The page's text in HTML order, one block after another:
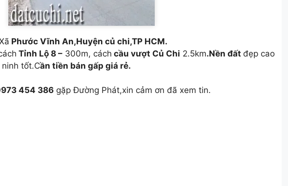
Phước Vĩnh An,Huyện củ chi,TP HCM.
Tỉnh Lộ 8 – 300m, cách cầu vượt Củ Chi 2.5km.Nền đất đẹp cao
tốt.Cần tiền bán gấp giá rẻ.
454 386 gặp Đường Phát,xin cảm ơn đã xem tin.